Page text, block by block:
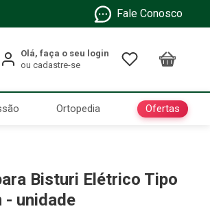
Fale Conosco
Ortopedia Ofertas
Bisturi Elétrico Tipo
- unidade